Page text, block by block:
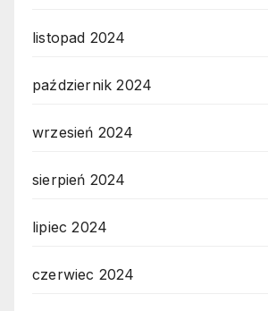
listopad 2024
październik 2024
wrzesień 2024
sierpień 2024
lipiec 2024
czerwiec 2024